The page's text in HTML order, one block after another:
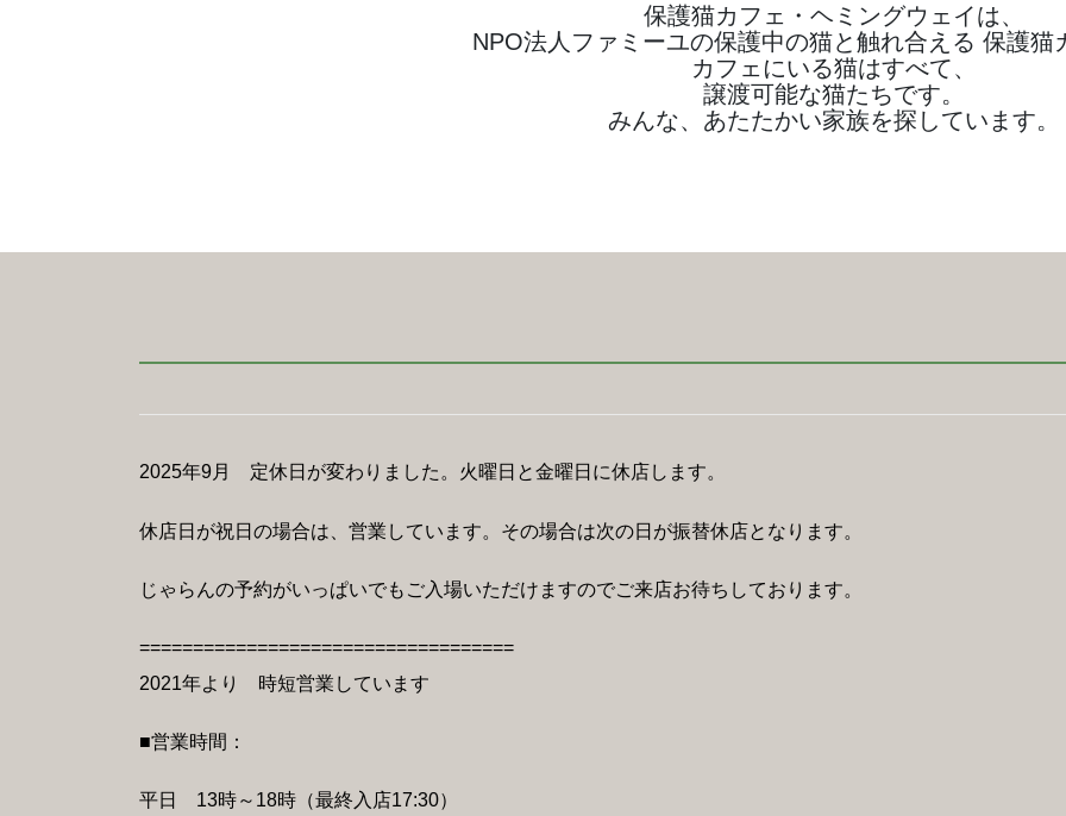
保護猫カフェ・ヘミングウェイは、
NPO法人ファミーユの保護中の猫と触れ合える 保護猫
カフェにいる猫はすべて、
譲渡可能な猫たちです。
みんな、あたたかい家族を探しています。
2025年9月 定休日が変わりました。火曜日と金曜日に休店します。
休店日が祝日の場合は、営業しています。その場合は次の日が振替休店となります。
じゃらんの予約がいっぱいでもご入場いただけますのでご来店お待ちしております。
===================================
2021年より 時短営業しています
■営業時間：
平日 13時～18時（最終入店17:30）